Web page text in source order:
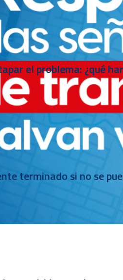
el problema: ¿qué
terminado si no se